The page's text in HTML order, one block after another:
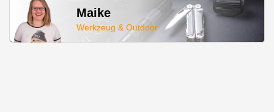
Maike
Werkzeug & Outdoor